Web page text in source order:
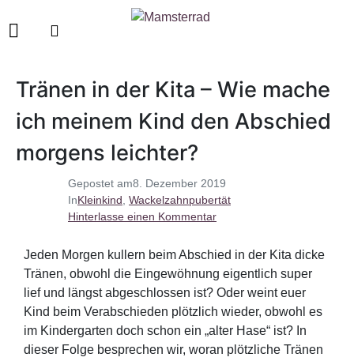
Gepostet am8. Dezember 2019
InKleinkind Wackelzahnpubertät
Hinterlasse einen Kommentar
Tränen in der Kita – Wie mache
ich meinem Kind den Abschied
morgens leichter?
Jeden Morgen kullern beim Abschied in der Kita dicke
Tränen, obwohl die Eingewöhnung eigentlich super
lief und längst abgeschlossen ist? Oder weint euer
Kind beim Verabschieden plötzlich wieder, obwohl es
im Kindergarten doch schon ein „alter Hase“ ist? In
dieser Folge besprechen wir, woran plötzliche Tränen